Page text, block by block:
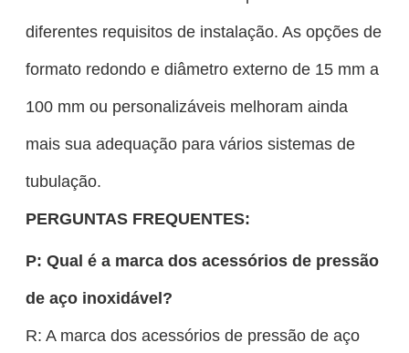
diferentes requisitos de instalação. As opções de
formato redondo e diâmetro externo de 15 mm a
100 mm ou personalizáveis ​​melhoram ainda
mais sua adequação para vários sistemas de
tubulação.
PERGUNTAS FREQUENTES:
P: Qual é a marca dos acessórios de pressão
de aço inoxidável?
R: A marca dos acessórios de pressão de aço